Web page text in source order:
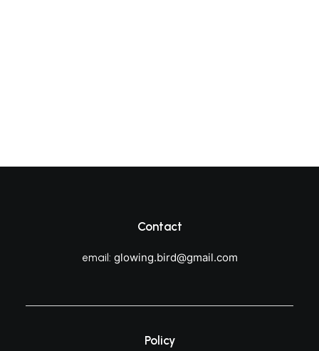
Contact
email: glowing.bird@gmail.com
Policy